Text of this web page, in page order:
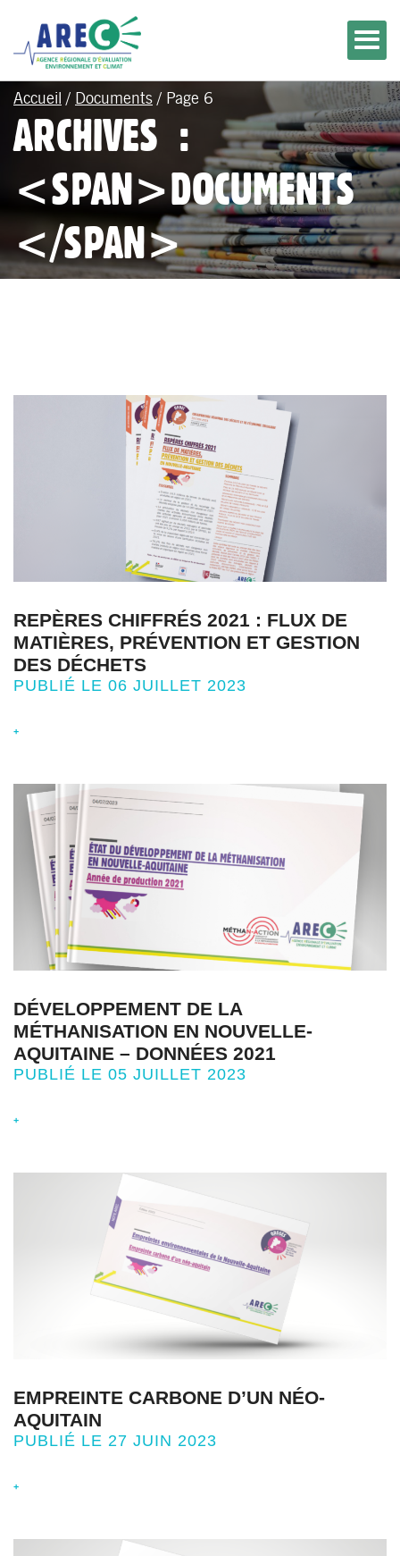
Accueil / Documents / Page 6
ARCHIVES :
<SPAN>DOCUMENTS
</SPAN>
REPÈRES CHIFFRÉS 2021 : FLUX DE
MATIÈRES, PRÉVENTION ET GESTION
DES DÉCHETS
PUBLIÉ LE 06 JUILLET 2023
+
DÉVELOPPEMENT DE LA
MÉTHANISATION EN NOUVELLE-
AQUITAINE – DONNÉES 2021
PUBLIÉ LE 05 JUILLET 2023
+
EMPREINTE CARBONE D’UN NÉO-
AQUITAIN
PUBLIÉ LE 27 JUIN 2023
+